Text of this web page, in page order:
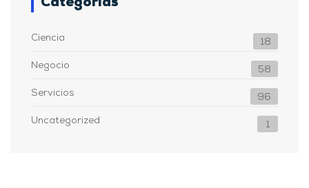
Ciencia 18
Negocio 58
Servicios 96
Uncategorized 1